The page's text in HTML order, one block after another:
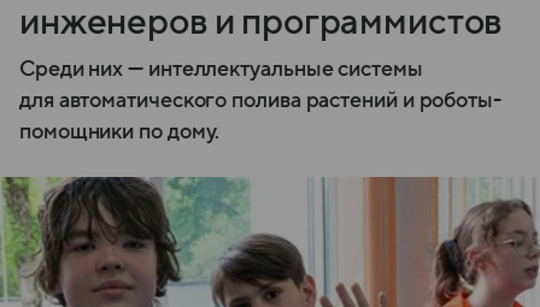
инженеров и программистов
Среди них — интеллектуальные системы
для автоматического полива растений и роботы-
помощники по дому.